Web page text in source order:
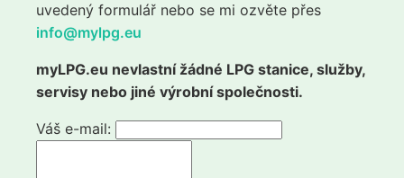
uvedený formulář nebo se mi ozvěte přes
info@mylpg.eu
myLPG.eu nevlastní žádné LPG stanice, služby,
servisy nebo jiné výrobní společnosti.
Váš e-mail: